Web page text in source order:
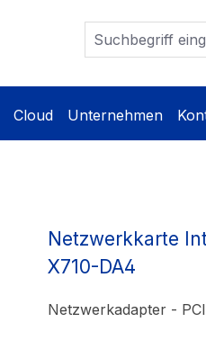
Cloud Unternehmen
Netzwerkkarte
X710-DA4
Netzwerkadapter -